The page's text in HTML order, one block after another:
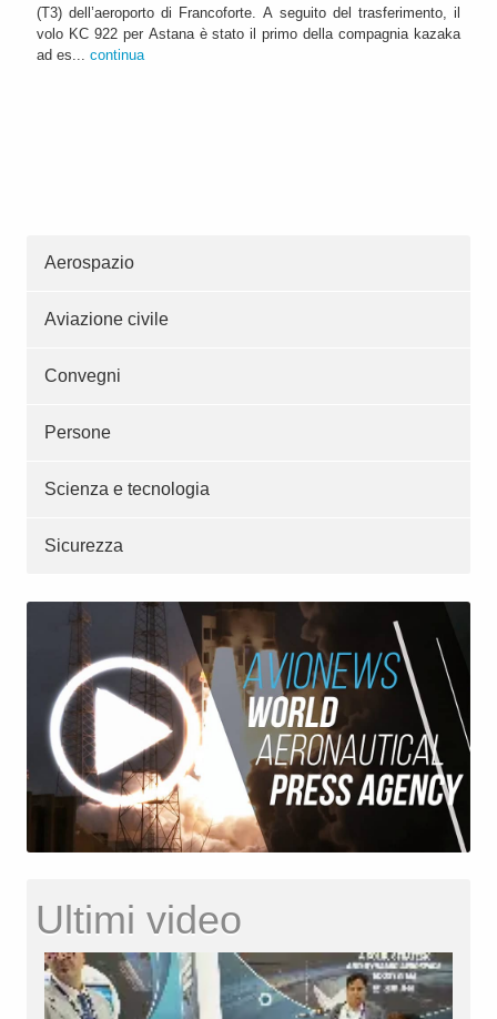
(T3) dell’aeroporto di Francoforte. A seguito del trasferimento, il
volo KC 922 per Astana è stato il primo della compagnia kazaka
ad es... continua
Aerospazio
Aviazione civile
Convegni
Persone
Scienza e tecnologia
Sicurezza
Ultimi video